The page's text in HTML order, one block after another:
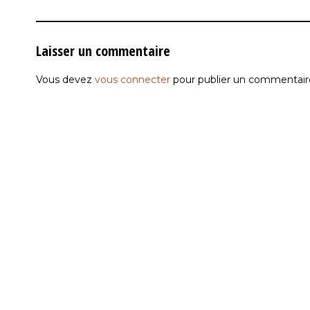
Laisser un commentaire
Vous devez vous connecter pour publier un